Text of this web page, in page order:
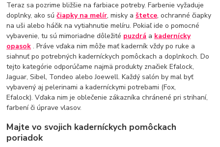
Teraz sa pozrime bližšie na farbiace potreby. Farbenie vyžaduje
doplnky, ako súčiapky na melír, misky aštetce, ochranné čiapky
na uši alebo háčik na vytiahnutie melíru. Pokiaľ ide o pomocné
vybavenie, tu sú mimoriadne dôležité puzdrá a kadernícky
opasok . Práve vďaka nim môže mať kaderník vždy po ruke a
siahnuť po potrebných kaderníckych pomôckach a doplnkoch. Do
tejto kategórie odporúčame najmä produkty značiek Efalock,
Jaguar, Sibel, Tondeo alebo Joewell. Každý salón by mal byť
vybavený aj pelerinami a kaderníckymi potrebami (Fox,
Efalock). Vďaka nim je oblečenie zákazníka chránené pri strihaní,
farbení či úprave vlasov.
Majte vo svojich kaderníckych pomôckach
poriadok